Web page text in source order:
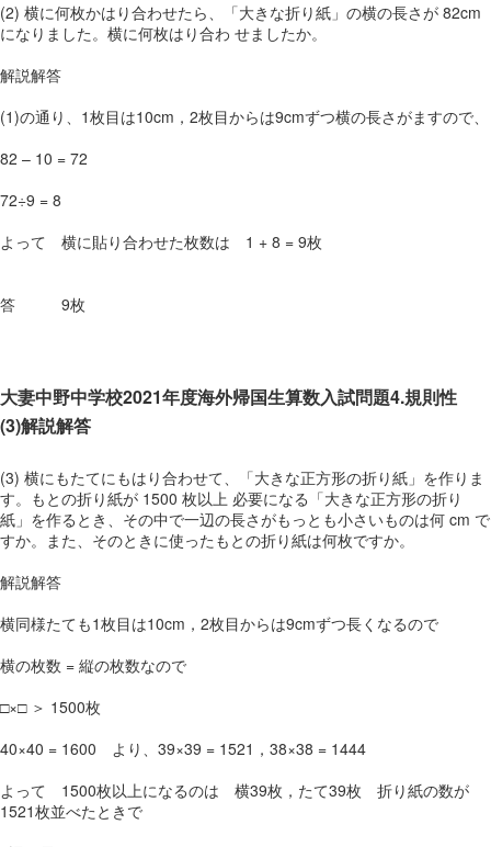
(2) 横に何枚かはり合わせたら、「大きな折り紙」の横の長さが 82cm
になりました。横に何枚はり合わ せましたか。
解説解答
(1)の通り、1枚目は10cm，2枚目からは9cmずつ横の長さがますので、
82 – 10 = 72
72÷9 = 8
よって 横に貼り合わせた枚数は 1 + 8 = 9枚
答 9枚
大妻中野中学校2021年度海外帰国生算数入試問題4.規則性
(3)解説解答
(3) 横にもたてにもはり合わせて、「大きな正方形の折り紙」を作りま
す。もとの折り紙が 1500 枚以上 必要になる「大きな正方形の折り
紙」を作るとき、その中で一辺の長さがもっとも小さいものは何 cm で
すか。また、そのときに使ったもとの折り紙は何枚ですか。
解説解答
横同様たても1枚目は10cm，2枚目からは9cmずつ長くなるので
横の枚数 = 縦の枚数なので
□×□ ＞ 1500枚
40×40 = 1600 より、39×39 = 1521，38×38 = 1444
よって 1500枚以上になるのは 横39枚，たて39枚 折り紙の数が
1521枚並べたときで